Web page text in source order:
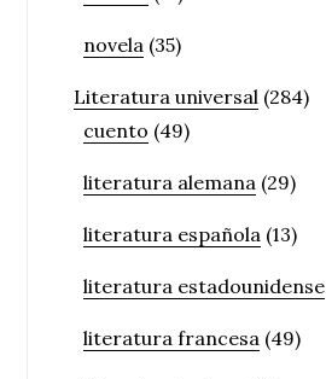
novela (35)
Literatura universal (284)
cuento (49)
literatura alemana (29)
literatura española (13)
literatura estadounidense
literatura francesa (49)